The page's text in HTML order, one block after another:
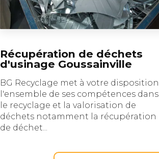
Récupération de déchets
d'usinage Goussainville
BG Recyclage met à votre disposition
l'ensemble de ses compétences dans
le recyclage et la valorisation de
déchets notamment la récupération
de déchet...